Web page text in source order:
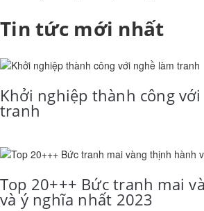
Tin tức mới nhất
Khởi nghiệp thành công
tranh
Top 20+++ Bức tranh mai
và ý nghĩa nhất 2023